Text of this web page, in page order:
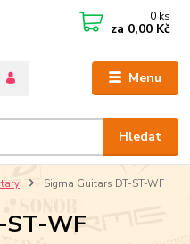
Menu
Hledat
0 ks
za 0,00 Kč
Sigma Guitars DT-ST-WF
WF